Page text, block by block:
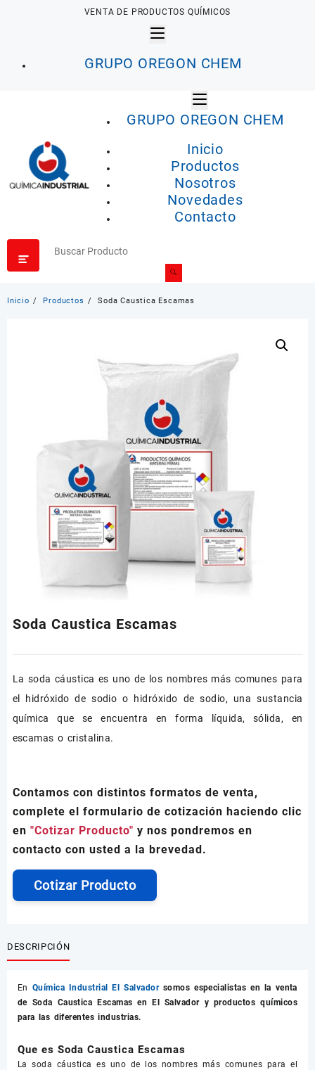
VENTA DE PRODUCTOS QUÍMICOS
GRUPO OREGON CHEM
GRUPO OREGON CHEM
Inicio
Productos
Nosotros
Novedades
Contacto
Inicio Productos Soda Caustica Escamas
Soda Caustica Escamas
La soda cáustica es uno de los nombres más comunes para
el hidróxido de sodio o hidróxido de sodio, una sustancia
química que se encuentra en forma líquida, sólida, en
escamas o cristalina.
Contamos con distintos formatos de venta,
complete el formulario de cotización haciendo clic
en "Cotizar Producto" y nos pondremos en
contacto con usted a la brevedad.
Cotizar Producto
DESCRIPCIÓN
En Química Industrial El Salvadorsomos especialistas en la venta
de Soda Caustica Escamasen El Salvador y productos químicos
para las diferentes industrias.
Que es Soda Caustica Escamas
La soda cáustica es uno de los nombres más comunes para el